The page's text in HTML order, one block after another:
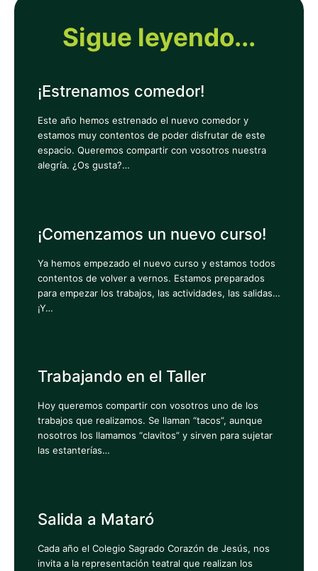
Sigue leyendo...
¡Estrenamos comedor!
Este año hemos estrenado el nuevo comedor y
estamos muy contentos de poder disfrutar de este
espacio. Queremos compartir con vosotros nuestra
alegría. ¿Os gusta?…
¡Comenzamos un nuevo curso!
Ya hemos empezado el nuevo curso y estamos todos
contentos de volver a vernos. Estamos preparados
para empezar los trabajos, las actividades, las salidas…
¡Y…
Trabajando en el Taller
Hoy queremos compartir con vosotros uno de los
trabajos que realizamos. Se llaman “tacos”, aunque
nosotros los llamamos “clavitos” y sirven para sujetar
las estanterías…
Salida a Mataró
Cada año el Colegio Sagrado Corazón de Jesús, nos
invita a la representación teatral que realizan los